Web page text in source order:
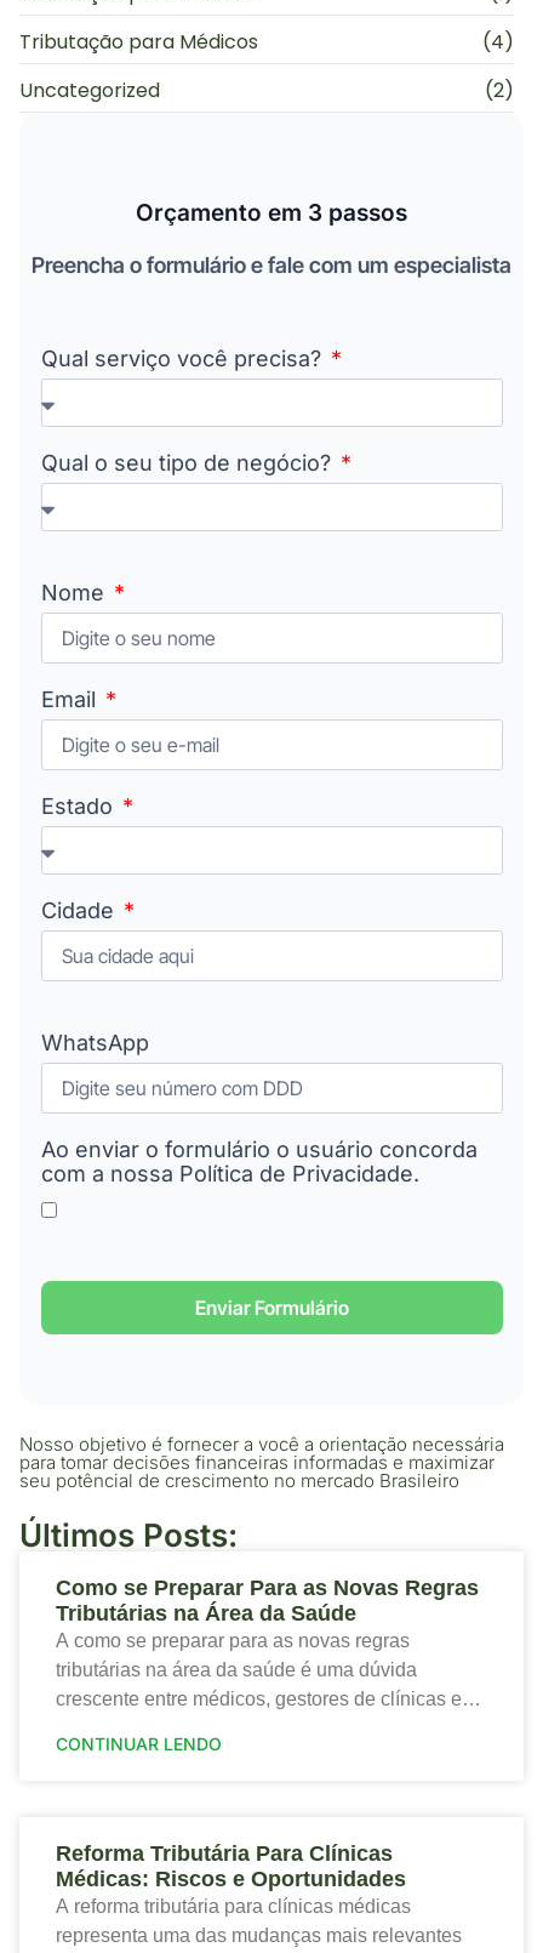
Tributação para Médicos
(4)
Uncategorized
(2)
Orçamento em 3 passos
Preencha o formulário e fale com um especialista
Qual serviço você precisa?
Qual o seu tipo de negócio?
Nome
Email
Estado
Cidade
WhatsApp
Ao enviar o formulário o usuário concorda
com a nossa Política de Privacidade.
Enviar Formulário
Nosso objetivo é fornecer a você a orientação necessária
para tomar decisões financeiras informadas e maximizar
seu potêncial de crescimento no mercado Brasileiro
Últimos Posts:
Como se Preparar Para as Novas Regras
Tributárias na Área da Saúde
A como se preparar para as novas regras
tributárias na área da saúde é uma dúvida
crescente entre médicos, gestores de clínicas e
financeira
CONTINUAR LENDO
Reforma Tributária Para Clínicas
Médicas: Riscos e Oportunidades
A reforma tributária para clínicas médicas
representa uma das mudanças mais relevantes